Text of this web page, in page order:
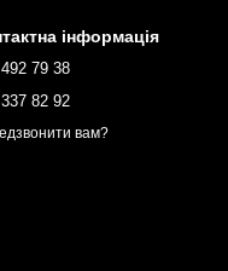
інформація
79 38
82 92
вам?